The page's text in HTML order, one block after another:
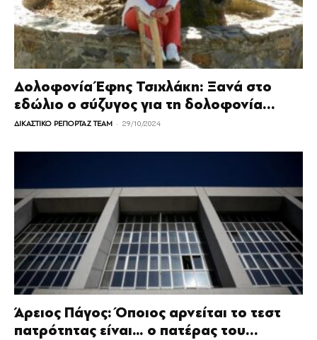
Δολοφονία Έφης Τσιχλάκη: Ξανά στο
εδώλιο ο σύζυγος για τη δολοφονία...
ΔΙΚΑΣΤΙΚΟ ΡΕΠΟΡΤΑΖ TEAM - 29/10/2024
Άρειος Πάγος: Όποιος αρνείται το τεστ
πατρότητας είναι… ο πατέρας του...